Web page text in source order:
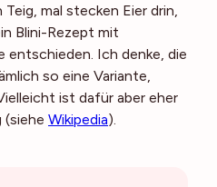
Teig, mal stecken Eier drin,
Blini-Rezept mit
entschieden. Ich denke, die
so eine Variante,
ist dafür aber eher
(siehe Wikipedia).